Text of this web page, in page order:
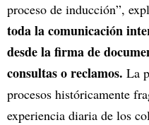
proceso de inducción”,
toda la comunicación
desde la firma de
consultas o reclamos. La
procesos históricamente
experiencia diaria de los